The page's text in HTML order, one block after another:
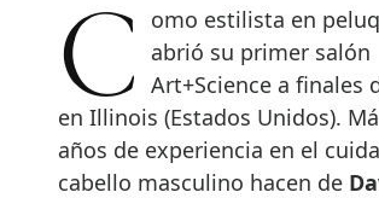
Como estilista en peluquería,
abrió su primer salón
Art+Science a finales
en Illinois (Estados Unidos).
años de experiencia en el
cabello masculino hacen de